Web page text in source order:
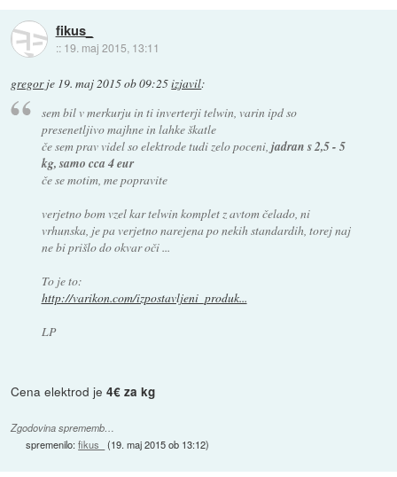
fikus_
:: 19. maj 2015, 13:11
gregorje 19. maj 2015 ob 09:25izjavil:
sem bil v merkurju in ti inverterji telwin, varin ipd so
presenetljivo majhne in lahke škatle
če sem prav videl so elektrode tudi zelo poceni, jadran s 2,5 - 5
kg, samo cca 4 eur
če se motim, me popravite
verjetno bom vzel kar telwin komplet z avtom čelado, ni
vrhunska, je pa verjetno narejena po nekih standardih, torej naj
ne bi prišlo do okvar oči ...
To je to:
http://varikon.com/izpostavljeni_produk...
LP
Cena elektrod je4€ za kg
Zgodovina sprememb…
spremenilo:fikus_ (19. maj 2015 ob 13:12)